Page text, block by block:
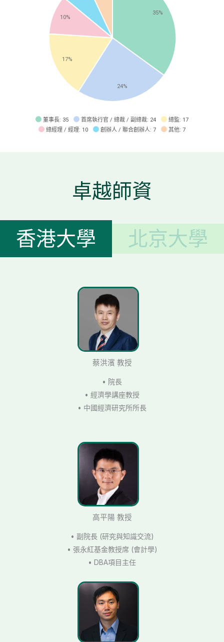
董事長: 35 首席執行官 / 總裁 / 副總裁: 24 總監: 17
總經理 / 經理: 10 創辦人 / 聯合創辦人: 7 其他: 7
35%
24%
17%
10%
卓越師資
香港大學
北京大學
蔡洪濱 教授
• 院長
• 經濟學講座教授
• 中國經濟研究所所長
高平陽 教授
• 副院長 (研究與知識交流)
• 張永紅基金教授席 (會計學)
• DBA項目主任